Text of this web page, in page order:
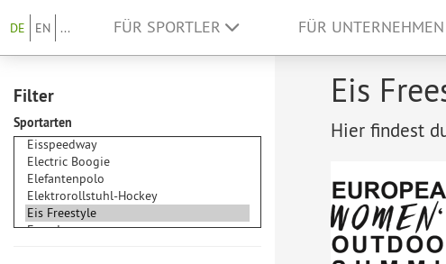
DE EN ... FÜR SPORTLER FÜR UNTERNEHMEN
Filter
Sportarten
Eis
Hier findest